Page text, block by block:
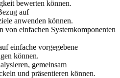
bewerten können.
auf
anwenden können.
von einfachen Systemkomponenten
einfache vorgegebene
können.
gemeinsam
und präsentieren können.